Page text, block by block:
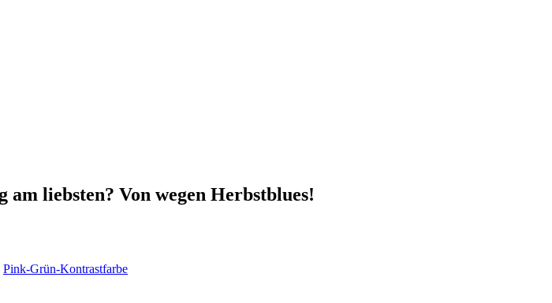
liebsten? Von wegen Herbstblues!
Pink-Grün-Kontrastfarbe